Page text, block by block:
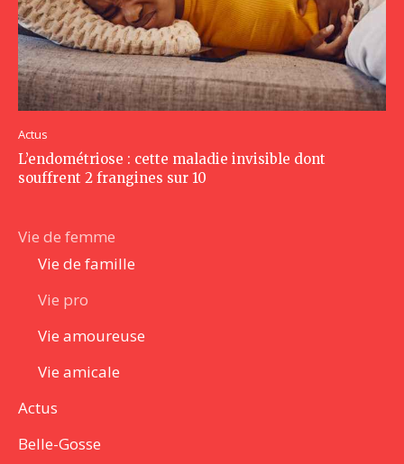
Actus
L’endométriose : cette maladie invisible dont
souffrent 2 frangines sur 10
Vie de femme
Vie de famille
Vie pro
Vie amoureuse
Vie amicale
Actus
Belle-Gosse